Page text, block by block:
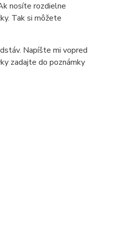
nosíte rozdielne
Tak si môžete
Napíšte mi vopred
zadajte do poznámky